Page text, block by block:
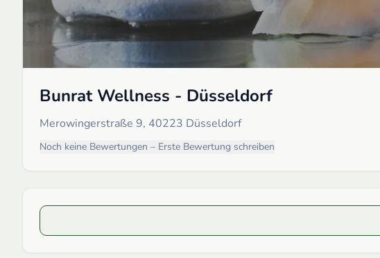
Bunrat Wellness - Düsseldorf
Merowingerstraße 9, 40223 Düsseldorf
Noch keine Bewertungen – Erste Bewertung schreiben